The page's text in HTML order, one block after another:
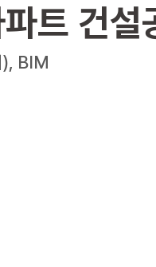
트 건설
), BIM